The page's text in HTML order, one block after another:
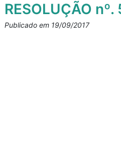
RESOLUÇÃO
Publicado em 19/09/2017